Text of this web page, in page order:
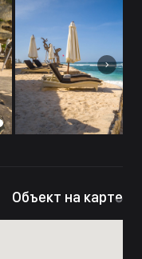
Объект на карте